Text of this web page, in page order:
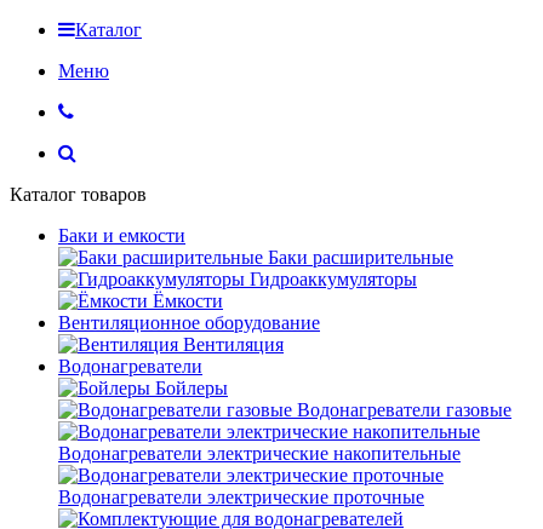
Каталог
Меню
Каталог товаров
Баки и емкости
Баки расширительные
Гидроаккумуляторы
Ёмкости
Вентиляционное оборудование
Вентиляция
Водонагреватели
Бойлеры
Водонагреватели газовые
Водонагреватели электрические накопительные
Водонагреватели электрические проточные